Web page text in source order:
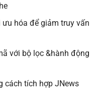
hóa để giảm truy vấn
với bộ lọc &hành động
cách tích hợp JNews